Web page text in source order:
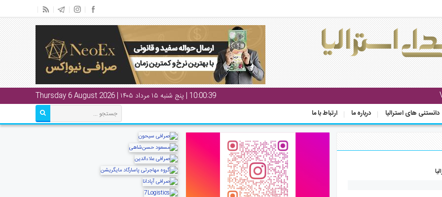
10:00:40 | پنج شنبه ۱۵ مرداد ۱۴۰۵ | Thursday 6 August 2026
دانستنی های استرالیا درباره ما ارتباط با ما